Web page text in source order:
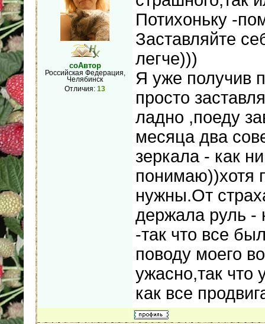
соАвтор
Российская Федерация,
Челябинск
Отличия: 13
Потихоньку -
Заставляйте
легче)))
Я уже получив
просто
ладно ,поеду
месяца два
зеркала - как
понимаю))хотя
нужны.От
держала руль -
-так что все
поводу моего
ужасно,так что
как все